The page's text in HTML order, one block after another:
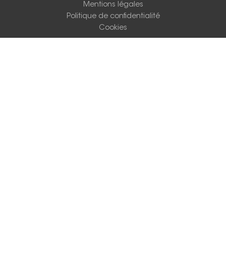
Mentions légales
Politique de confidentialité
Cookies